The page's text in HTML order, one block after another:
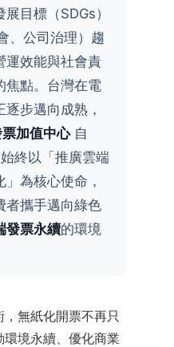
目標（SDGs）
、公司治理）趨
運效能與社會責
焦點。台灣在電
步邁向成熟，
加值中心自
終以「推廣雲端
為核心使命，
者攜手邁向綠色
發票永續的環境
無紙化開票不再只
境永續、優化商業